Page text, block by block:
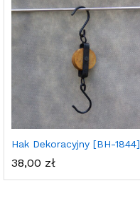
Hak Dekoracyjny [BH-1844]
38,00 zł